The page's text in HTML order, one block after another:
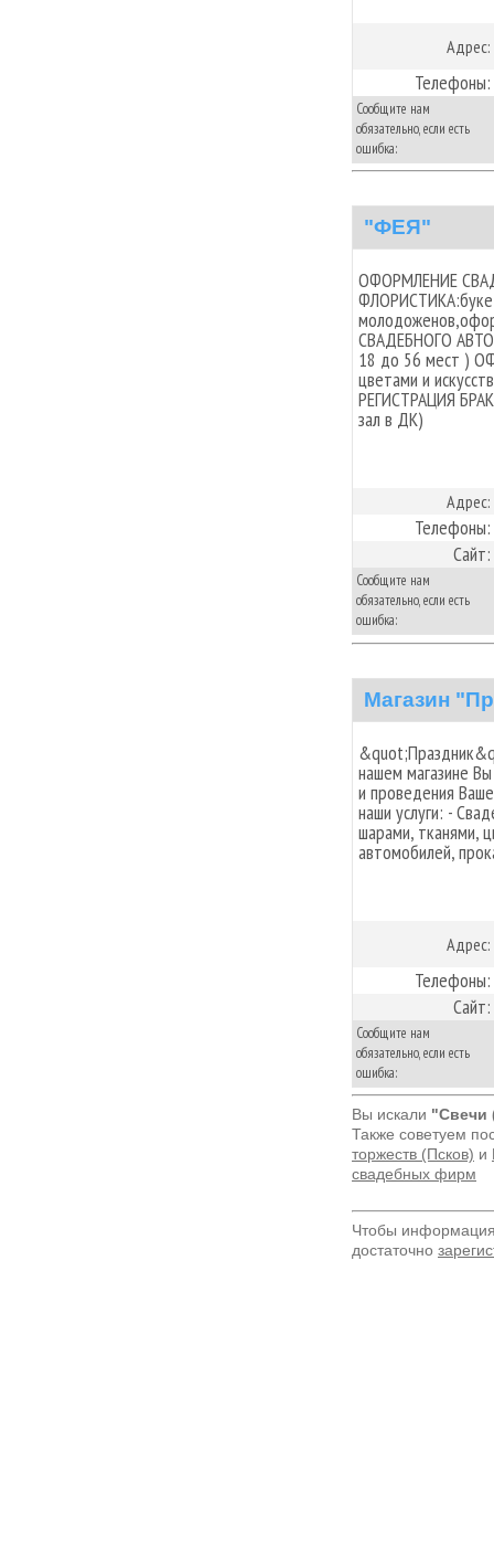
Адрес:
Телефоны:
Сообщите нам
обязательно, если есть
ошибка:
"ФЕЯ"
ОФОРМЛЕНИЕ
СВАДЕБНОГО
18 до 56 мест )
цветами и
РЕГИСТРАЦИЯ
зал в ДК)
Адрес:
Телефоны:
Сайт:
Сообщите нам
обязательно, если есть
ошибка:
Магазин
нашем магазине
и проведения
наши услуги: -
шарами, тканями,
автомобилей,
Адрес:
Телефоны:
Сайт:
Сообщите нам
обязательно, если есть
ошибка:
Вы искали "Свечи
Также советуем
торжеств (Псков) и
свадебных фирм
Чтобы
достаточно